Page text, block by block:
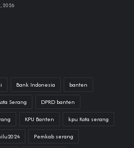
2026
Bank Indonesia banten
Serang DPRD banten
KPU Banten kpu Kota serang
Pemkab serang